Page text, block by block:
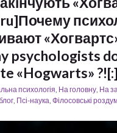
psychologists
«Hogwarts» ?![:]
психологія На головну На
Псі-наука Філосовські